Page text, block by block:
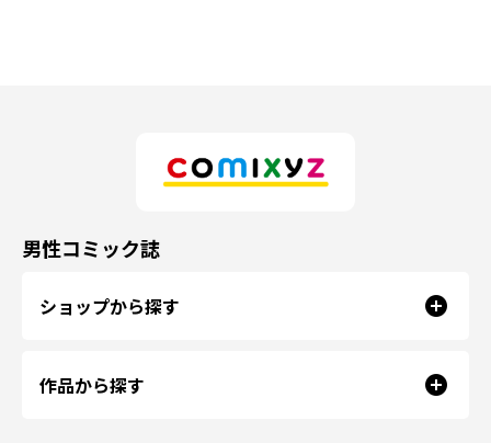
男性コミック誌
ショップから探す
作品から探す